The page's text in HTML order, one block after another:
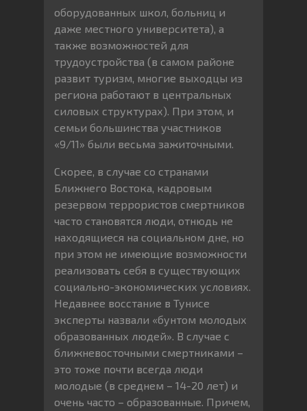
оборудованных школ, больниц и
даже местного университета), а
также возможностей для
трудоустройства (в самом районе
развит туризм, многие выходцы из
региона работают в центральных
силовых структурах). При этом, и
семьи большинства участников
«9/11» были весьма зажиточными.
Скорее, в случае со странами
Ближнего Востока, кадровым
резервом террористов смертников
часто становятся люди, отнюдь не
находящиеся на социальном дне, но
при этом не имеющие возможности
реализовать себя в существующих
социально-экономических условиях.
Недавнее восстание в Тунисе
эксперты назвали «бунтом молодых
образованных людей». В случае с
ближневосточными смертниками –
это тоже почти всегда люди
молодые (в среднем – 14-20 лет) и
очень часто – образованные. Причем,